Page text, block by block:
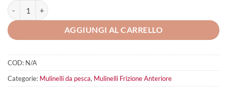
SHIMANO CATANA FE quantità
AGGIUNGI AL CARRELLO
COD: N/A
Categorie: Mulinelli da pesca, Mulinelli Frizione Anteriore